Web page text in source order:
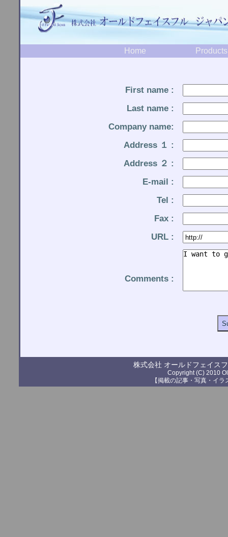
Home Products
First name :
Last name :
Company name:
Address １ :
Address ２ :
E-mail :
Tel :
Fax :
URL :
Comments :
株式会社 オールドフェイス
Copyright (C) 2010
【掲載の記事・写真・イ